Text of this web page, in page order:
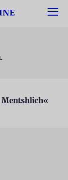
Mentshlich«